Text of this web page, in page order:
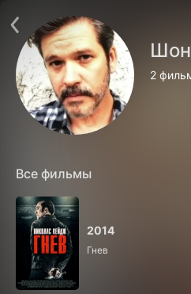
2
Все фильмы
2014
Гнев
О сервисе
Пользовательское
Политика конфиденциальности
Открыть приложение
Установить на ТВ
Бесплатные